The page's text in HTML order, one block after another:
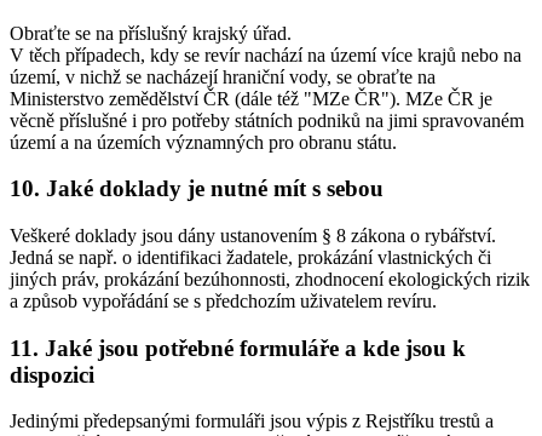
Obraťte se na příslušný krajský úřad.
V těch případech, kdy se revír nachází na území více krajů nebo na
území, v nichž se nacházejí hraniční vody, se obraťte na
Ministerstvo zemědělství ČR (dále též "MZe ČR"). MZe ČR je
věcně příslušné i pro potřeby státních podniků na jimi spravovaném
území a na územích významných pro obranu státu.
10. Jaké doklady je nutné mít s sebou
Veškeré doklady jsou dány ustanovením § 8 zákona o rybářství.
Jedná se např. o identifikaci žadatele, prokázání vlastnických či
jiných práv, prokázání bezúhonnosti, zhodnocení ekologických rizik
a způsob vypořádání se s předchozím uživatelem revíru.
11. Jaké jsou potřebné formuláře a kde jsou k
dispozici
Jedinými předepsanými formuláři jsou výpis z Rejstříku trestů a